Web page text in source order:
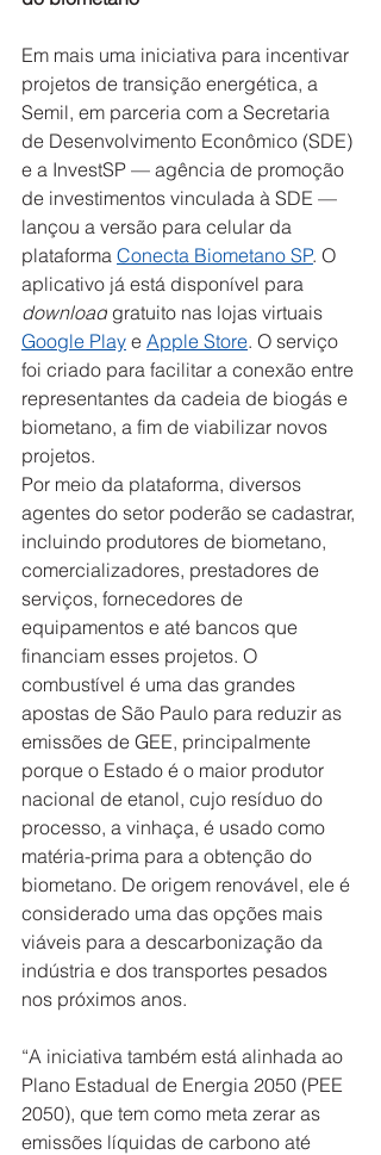
Em mais uma iniciativa para incentivar
projetos de transição energética, a
Semil, em parceria com a Secretaria
de Desenvolvimento Econômico (SDE)
e a InvestSP — agência de promoção
de investimentos vinculada à SDE —
lançou a versão para celular da
plataforma Conecta Biometano SP. O
aplicativo já está disponível para
download gratuito nas lojas virtuais
Google Play e Apple Store. O serviço
foi criado para facilitar a conexão entre
representantes da cadeia de biogás e
biometano, a fim de viabilizar novos
projetos.
Por meio da plataforma, diversos
agentes do setor poderão se cadastrar,
incluindo produtores de biometano,
comercializadores, prestadores de
serviços, fornecedores de
equipamentos e até bancos que
financiam esses projetos. O
combustível é uma das grandes
apostas de São Paulo para reduzir as
emissões de GEE, principalmente
porque o Estado é o maior produtor
nacional de etanol, cujo resíduo do
processo, a vinhaça, é usado como
matéria-prima para a obtenção do
biometano. De origem renovável, ele é
considerado uma das opções mais
viáveis para a descarbonização da
indústria e dos transportes pesados
nos próximos anos.
“A iniciativa também está alinhada ao
Plano Estadual de Energia 2050 (PEE
2050), que tem como meta zerar as
emissões líquidas de carbono até